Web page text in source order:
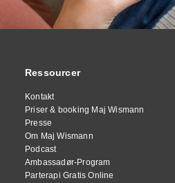
Ressourcer
Kontakt
Priser & booking Maj Wismann
Presse
Om Maj Wismann
Podcast
Ambassadør-Program
Parterapi Gratis Online